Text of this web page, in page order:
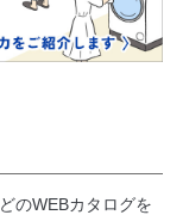
のWEBカタログを